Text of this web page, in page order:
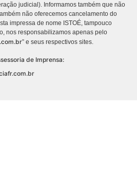
judicial). Informamos também que não
não oferecemos cancelamento do
impressa de nome ISTOÉ, tampouco
nos responsabilizamos apenas pelo
” e seus respectivos sites.
de Imprensa: